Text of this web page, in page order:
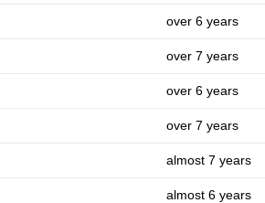
over 6 years
over 7 years
over 6 years
over 7 years
almost 7 years
almost 6 years